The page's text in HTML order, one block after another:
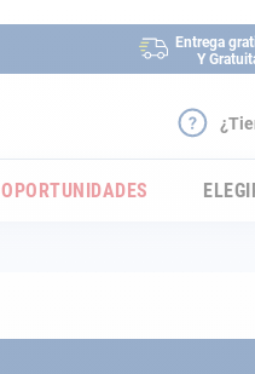
Entrega
Y
OPORTUNIDADES